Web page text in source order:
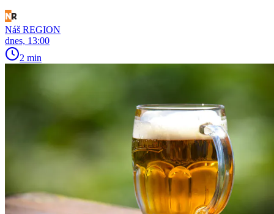
Náš REGION
dnes, 13:00
2 min